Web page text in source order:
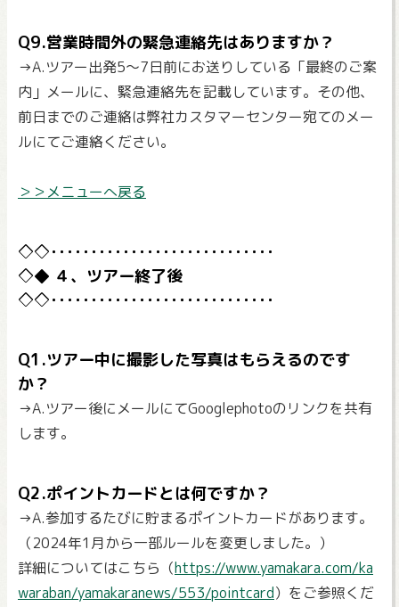
Q9.営業時間外の緊急連絡先はありますか？
→A.ツアー出発5～7日前にお送りしている「最終のご案
内」メールに、緊急連絡先を記載しています。その他、
前日までのご連絡は弊社カスタマーセンター宛てのメー
ルにてご連絡ください。
＞＞メニューへ戻る
４、ツアー終了後
Q1.ツアー中に撮影した写真はもらえるのです
か？
→A.ツアー後にメールにてGooglephotoのリンクを共有
します。
Q2.ポイントカードとは何ですか？
→A.参加するたびに貯まるポイントカードがあります。
（2024年1月から一部ルールを変更しました。）
詳細についてはこちら（https://www.yamakara.com/ka
waraban/yamakaranews/553/pointcard）をご参照くだ